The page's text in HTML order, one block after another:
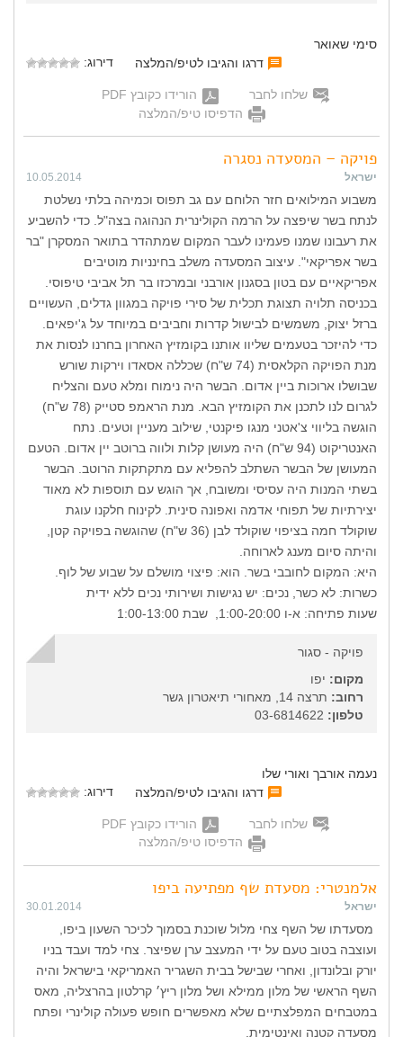
סימי שאואר
דרגו והגיבו לטיפ/המלצה
דירוג:
שלחו לחבר
הורידו כקובץ PDF
הדפיסו טיפ/המלצה
פויקה – המסעדה נסגרה
ישראל 10.05.2014
משבוע המילואים חזר הלוחם עם גב תפוס וכמיהה בלתי נשלטת
לנתח בשר שיפצה על הרמה הקולינרית הנהוגה בצה"ל. כדי להשביע
את רעבונו שמנו פעמינו לעבר המקום שמתהדר בתואר המסקרן "בר
בשר אפריקאי". עיצוב המסעדה משלב בחינניות מוטיבים
אפריקאיים עם בטון בסגנון אורבני ובמרכזו בר תל אביבי טיפוסי.
בכניסה תלויה תצוגת תכלית של סירי פויקה במגוון גדלים, העשויים
ברזל יצוק, משמשים לבישול קדרות וחביבים במיוחד על ג'יפאים.
כדי להיזכר בטעמים שליוו אותנו בקומזיץ האחרון בחרנו לנסות את
מנת הפויקה הקלאסית (74 ש"ח) שכללה אסאדו וירקות שורש
שבושלו ארוכות ביין אדום. הבשר היה נימוח ומלא טעם והצליח
לגרום לנו לתכנן את הקומזיץ הבא. מנת הראמפ סטייק (78 ש"ח)
הוגשה בליווי צ'אטני מנגו פיקנטי, שילוב מעניין וטעים. נתח
האנטריקוט (94 ש"ח) היה מעושן קלות ולווה ברוטב יין אדום. הטעם
המעושן של הבשר השתלב להפליא עם מתקתקות הרוטב. הבשר
בשתי המנות היה עסיסי ומשובח, אך הוגש עם תוספות לא מאוד
יצירתיות של תפוחי אדמה ואפונה סינית. לקינוח חלקנו עוגת
שוקולד חמה בציפוי שוקולד לבן (36 ש"ח) שהוגשה בפויקה קטן,
והיתה סיום מענג לארוחה.
היא: המקום לחובבי בשר. הוא: פיצוי מושלם על שבוע של לוף.
כשרות: לא כשר, נכים: יש נגישות ושירותי נכים ללא ידית
שעות פתיחה: א-ו 1:00-20:00, שבת 1:00-13:00
פויקה - סגור
מקום: יפו
רחוב: תרצה 14, מאחורי תיאטרון גשר
טלפון:
נעמה אורבך ואורי שלו
דרגו והגיבו לטיפ/המלצה
דירוג:
שלחו לחבר
הורידו כקובץ PDF
הדפיסו טיפ/המלצה
אלמנטרי: מסעדת שף מפתיעה ביפו
ישראל 30.01.2014
מסעדתו של השף צחי מלול שוכנת בסמוך לכיכר השעון ביפו,
ועוצבה בטוב טעם על ידי המעצב ערן שפיצר. צחי למד ועבד בניו
יורק ובלונדון, ואחרי שבישל בבית השגריר האמריקאי בישראל והיה
השף הראשי של מלון ממילא ושל מלון ריץ׳ קרלטון בהרצליה, מאס
במטבחים המפלצתיים שלא מאפשרים חופש פעולה קולינרי ופתח
מסעדה קטנה ואינטימית.